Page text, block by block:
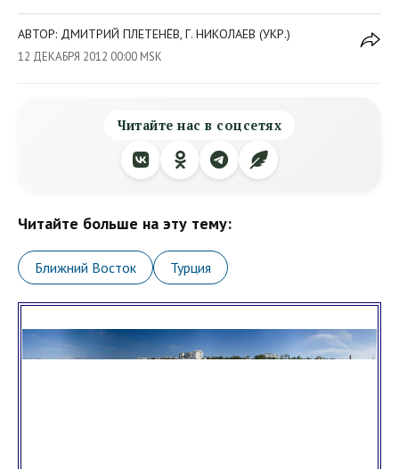
АВТОР: ДМИТРИЙ ПЛЕТЕНЁВ, Г. НИКОЛАЕВ (УКР.)
12 ДЕКАБРЯ 2012 00:00 MSK
Читайте нас в соцсетях
Читайте больше на эту тему:
Ближний Восток Турция